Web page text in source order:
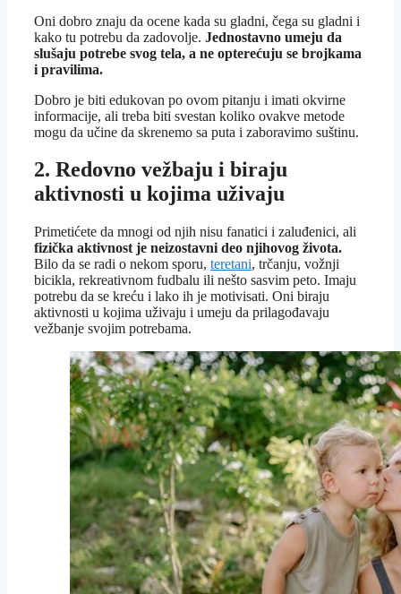
Oni dobro znaju da ocene kada su gladni, čega su gladni i
kako tu potrebu da zadovolje. Jednostavno umeju da
slušaju potrebe svog tela, a ne opterećuju se brojkama
i pravilima.
Dobro je biti edukovan po ovom pitanju i imati okvirne
informacije, ali treba biti svestan koliko ovakve metode
mogu da učine da skrenemo sa puta i zaboravimo suštinu.
2. Redovno vežbaju i biraju
aktivnosti u kojima uživaju
Primetićete da mnogi od njih nisu fanatici i zaluđenici, ali
fizička aktivnost je neizostavni deo njihovog života.
Bilo da se radi o nekom sporu, teretani, trčanju, vožnji
bicikla, rekreativnom fudbalu ili nešto sasvim peto. Imaju
potrebu da se kreću i lako ih je motivisati. Oni biraju
aktivnosti u kojima uživaju i umeju da prilagođavaju
vežbanje svojim potrebama.